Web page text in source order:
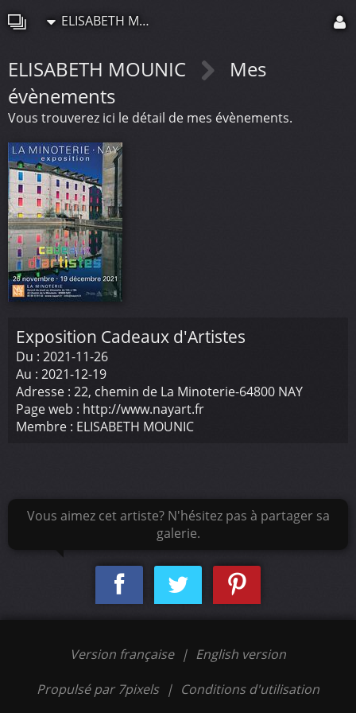
ELISABETH MOUNIC
ELISABETH MOUNIC
Mes
évènements
Vous trouverez ici le détail de mes évènements.
Exposition Cadeaux d'Artistes
Du : 2021-11-26
Au : 2021-12-19
Adresse : 22, chemin de La Minoterie-64800 NAY
Page web : http://www.nayart.fr
Membre : ELISABETH MOUNIC
Vous aimez cet artiste? N'hésitez pas à partager sa
galerie.
Version française | English version
Propulsé par 7pixels | Conditions d'utilisation